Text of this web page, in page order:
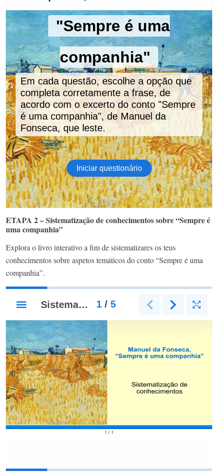
ETAPA 2 – Sistematização de conhecimentos sobre “Sempre é
uma companhia”
Explora o livro interativo a fim de sistematizares os teus
conhecimentos sobre aspetos temáticos do conto “Sempre é uma
companhia”.